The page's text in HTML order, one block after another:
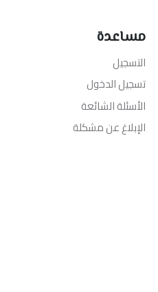
مساعدة
التسجيل
تسجيل الدخول
الأسئلة الشائعة
الإبلاغ عن مشكلة